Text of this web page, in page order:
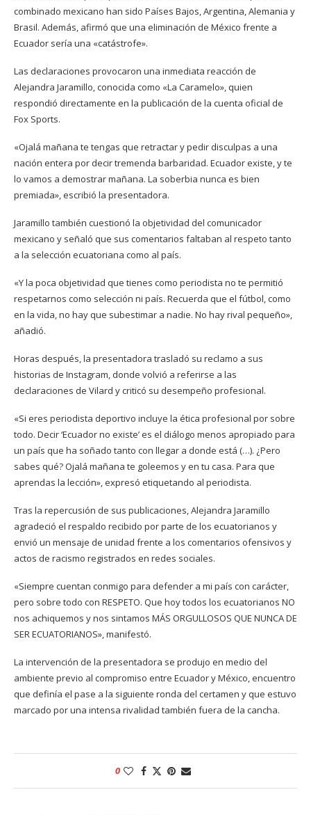
combinado mexicano han sido Países Bajos, Argentina, Alemania y
Brasil. Además, afirmó que una eliminación de México frente a
Ecuador sería una «catástrofe».
Las declaraciones provocaron una inmediata reacción de
Alejandra Jaramillo, conocida como «La Caramelo», quien
respondió directamente en la publicación de la cuenta oficial de
Fox Sports.
«Ojalá mañana te tengas que retractar y pedir disculpas a una
nación entera por decir tremenda barbaridad. Ecuador existe, y te
lo vamos a demostrar mañana. La soberbia nunca es bien
premiada», escribió la presentadora.
Jaramillo también cuestionó la objetividad del comunicador
mexicano y señaló que sus comentarios faltaban al respeto tanto
a la selección ecuatoriana como al país.
«Y la poca objetividad que tienes como periodista no te permitió
respetarnos como selección ni país. Recuerda que el fútbol, como
en la vida, no hay que subestimar a nadie. No hay rival pequeño»,
añadió.
Horas después, la presentadora trasladó su reclamo a sus
historias de Instagram, donde volvió a referirse a las
declaraciones de Vilard y criticó su desempeño profesional.
«Si eres periodista deportivo incluye la ética profesional por sobre
todo. Decir ‘Ecuador no existe’ es el diálogo menos apropiado para
un país que ha soñado tanto con llegar a donde está (…). ¿Pero
sabes qué? Ojalá mañana te goleemos y en tu casa. Para que
aprendas la lección», expresó etiquetando al periodista.
Tras la repercusión de sus publicaciones, Alejandra Jaramillo
agradeció el respaldo recibido por parte de los ecuatorianos y
envió un mensaje de unidad frente a los comentarios ofensivos y
actos de racismo registrados en redes sociales.
«Siempre cuentan conmigo para defender a mi país con carácter,
pero sobre todo con RESPETO. Que hoy todos los ecuatorianos NO
nos achiquemos y nos sintamos MÁS ORGULLOSOS QUE NUNCA DE
SER ECUATORIANOS», manifestó.
La intervención de la presentadora se produjo en medio del
ambiente previo al compromiso entre Ecuador y México, encuentro
que definía el pase a la siguiente ronda del certamen y que estuvo
marcado por una intensa rivalidad también fuera de la cancha.
0